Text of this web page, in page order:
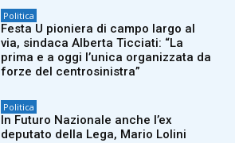
Politica
Festa U pioniera di campo largo al
via, sindaca Alberta Ticciati: “La
prima e a oggi l’unica organizzata da
forze del centrosinistra”
Politica
In Futuro Nazionale anche l’ex
deputato della Lega, Mario Lolini